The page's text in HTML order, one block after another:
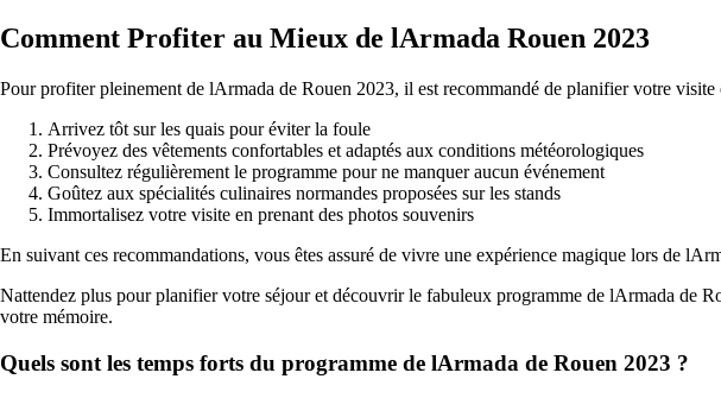
Comment Profiter au Mieux de lArmada Rouen 2023
Pour profiter pleinement de lArmada de Rouen 2023, il est recommandé de planifier votre
Arrivez tôt sur les quais pour éviter la foule
Prévoyez des vêtements confortables et adaptés aux conditions météorologiques
Consultez régulièrement le programme pour ne manquer aucun événement
Goûtez aux spécialités culinaires normandes proposées sur les stands
Immortalisez votre visite en prenant des photos souvenirs
En suivant ces recommandations, vous êtes assuré de vivre une expérience magique lors de
Nattendez plus pour planifier votre séjour et découvrir le fabuleux programme de lArmada de
votre mémoire.
Quels sont les temps forts du programme de lArmada de Rouen 2023 ?